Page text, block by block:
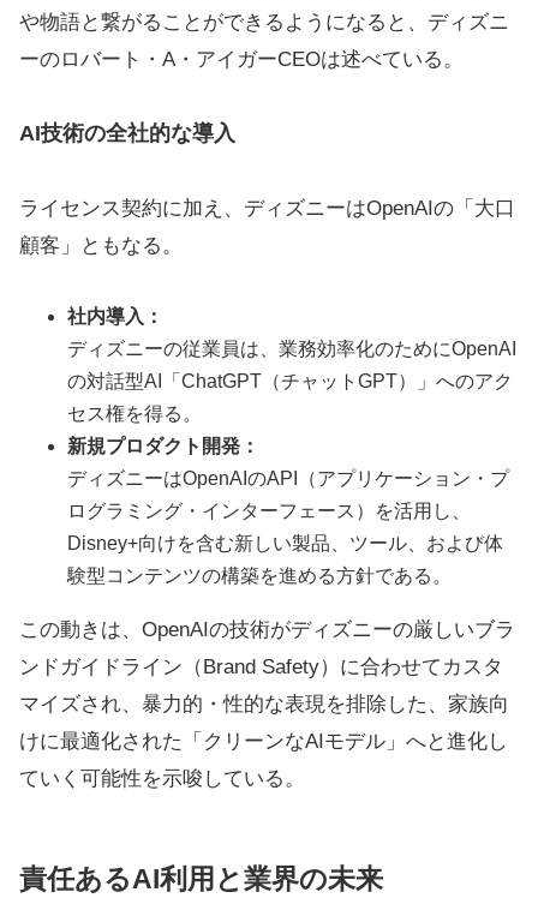
や物語と繋がることができるようになると、ディズニ
ーのロバート・A・アイガーCEOは述べている。
AI技術の全社的な導入
ライセンス契約に加え、ディズニーはOpenAIの「大口
顧客」ともなる。
社内導入：
ディズニーの従業員は、業務効率化のためにOpenAI
の対話型AI「ChatGPT（チャットGPT）」へのアク
セス権を得る。
新規プロダクト開発：
ディズニーはOpenAIのAPI（アプリケーション・プ
ログラミング・インターフェース）を活用し、
Disney+向けを含む新しい製品、ツール、および体
験型コンテンツの構築を進める方針である。
この動きは、OpenAIの技術がディズニーの厳しいブラ
ンドガイドライン（Brand Safety）に合わせてカスタ
マイズされ、暴力的・性的な表現を排除した、家族向
けに最適化された「クリーンなAIモデル」へと進化し
ていく可能性を示唆している。
責任あるAI利用と業界の未来